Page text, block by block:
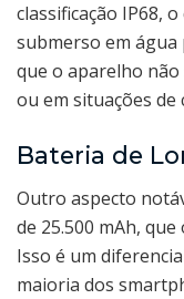
classificação IP68,
submerso em
que o aparelho
ou em situações de
Bateria de
Outro aspecto
de 25.500 mAh,
Isso é um
maioria dos